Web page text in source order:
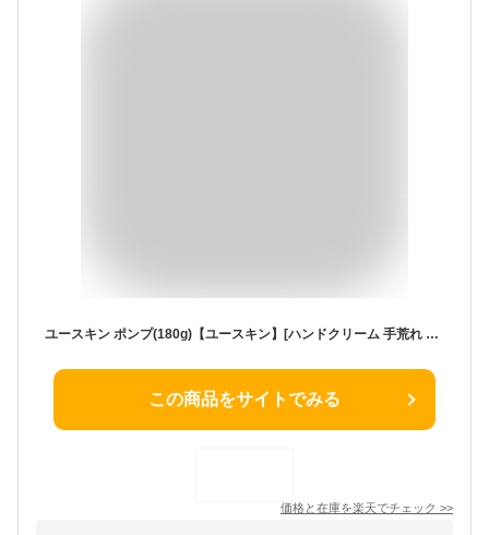
ユースキン ポンプ(180g)【ユースキン】[ハンドクリーム 手荒れ 高保湿 大容量 ポンプタイプ]
この商品をサイトでみる
価格と在庫を楽天でチェック >>